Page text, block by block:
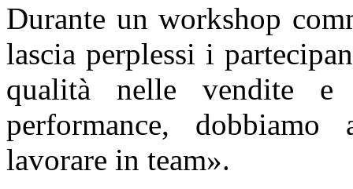
Durante un workshop
lascia perplessi i
qualità nelle vendite
performance,
lavorare in team».